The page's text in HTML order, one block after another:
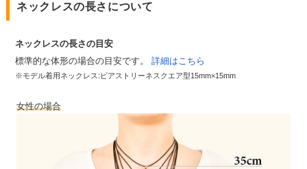
ネックレスの長さについて
ネックレスの長さの目安
標準的な体形の場合の目安です。 詳細はこちら
※モデル着用ネックレス:ピアストリーネスクエア型15mm×15mm
女性の場合